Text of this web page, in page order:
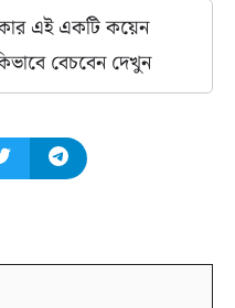
এই একটি কয়েন
বেচবেন দেখুন